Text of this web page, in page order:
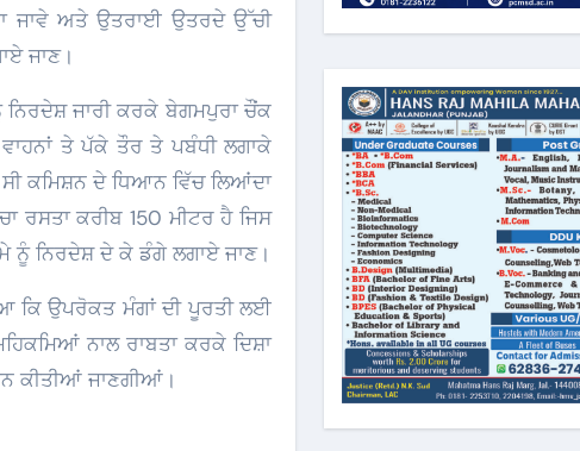
ਜਾਵੇ ਅਤੇ ਉਤਰਾਈ ਉਤਰਦੇ ਉੱਚੀ
ਜਾਣ।
ਜਾਰੀ ਕਰਕੇ ਬੇਗਮਪੁਰਾ ਚੌਂਕ
ਤੇ ਪੱਕੇ ਤੌਰ ਤੇ ਪਬੰਧੀ ਲਗਾਕੇ
ਕਮਿਸ਼ਨ ਦੇ ਧਿਆਨ ਵਿੱਚ ਲਿਆਂਦਾ
ਰਸਤਾ ਕਰੀਬ 150 ਮੀਟਰ ਹੈ ਜਿਸ
ਨੂੰ ਨਿਰਦੇਸ਼ ਦੇ ਕੇ ਡੰਗੇ ਲਗਾਏ ਜਾਣ।
ਕਿ ਉਪਰੋਕਤ ਮੰਗਾਂ ਦੀ ਪੂਰਤੀ ਲਈ
ਨਾਲ ਰਾਬਤਾ ਕਰਕੇ ਦਿਸ਼ਾ
ਕੀਤੀਆਂ ਜਾਣਗੀਆਂ।